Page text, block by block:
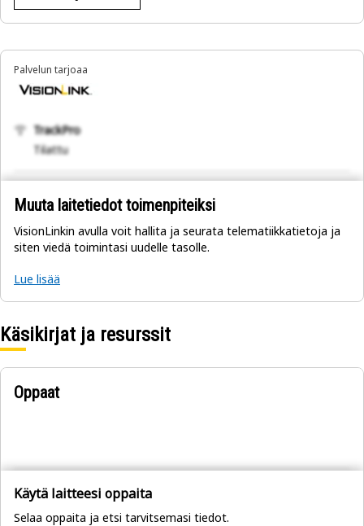
Palvelun tarjoaa
TrackPro
Tilattu
Muuta laitetiedot toimenpiteiksi
VisionLinkin avulla voit hallita ja seurata telematiikkatietoja ja
siten viedä toimintasi uudelle tasolle.
Lue lisää
Käsikirjat ja resurssit
Oppaat
Käytä laitteesi oppaita
Selaa oppaita ja etsi tarvitsemasi tiedot.